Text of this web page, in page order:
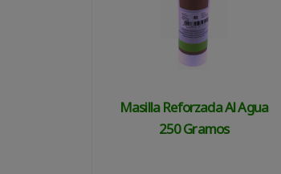
Masilla Reforzada Al Agua
250 Gramos